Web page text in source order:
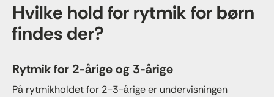
Hvilke hold for rytmik for børn
findes der?
Rytmik for 2-årige og 3-årige
På rytmikholdet for 2-3-årige er undervisningen